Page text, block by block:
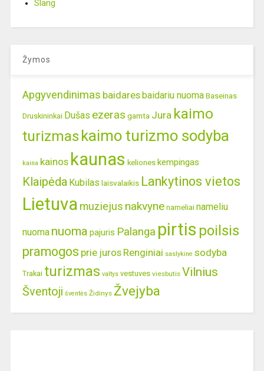
Slang
Žymos
Apgyvendinimas baidaresbaidariu nuoma Baseinas
Druskininkai Dušas ezeras gamta Jura kaimo
turizmas kaimo turizmo sodyba
kaina kainos kaunas keliones kempingas
Klaipėda Kubilas laisvalaikis Lankytinos vietos
Lietuva muziejus nakvyne nameliai nameliu
nuoma nuoma pajuris Palanga pirtis poilsis
pramogos prie juros Renginiai saslykine sodyba
Trakai turizmas valtys vestuves viesbutis Vilnius
Šventoji šventės Židinys Žvejyba